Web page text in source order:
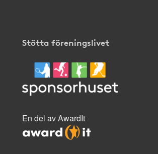
Stötta föreningslivet
En del av AwardIt